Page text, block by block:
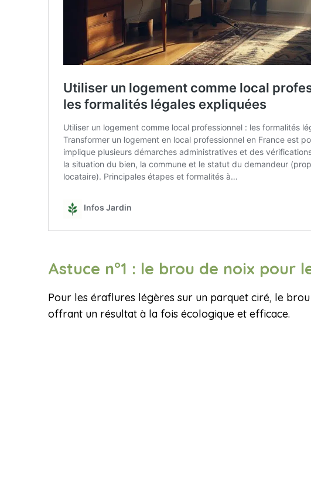
Astuce n°1 : le brou de noix pour
Pour les éraflures légères sur un parquet ciré, le
offrant un résultat à la fois écologique et efficace.